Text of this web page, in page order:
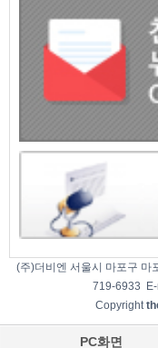
(주)더비엔 서울시 마포구
719-6933
Copyright
PC화면